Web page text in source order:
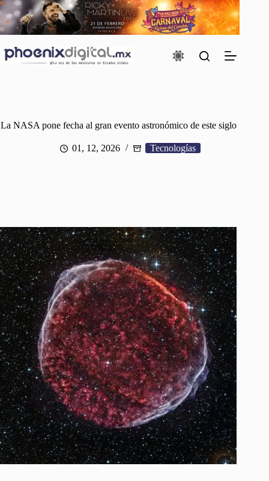
Saltar
al
contenido
La NASA pone fecha al gran evento astronómico de este siglo
01, 12, 2026 Tecnologías